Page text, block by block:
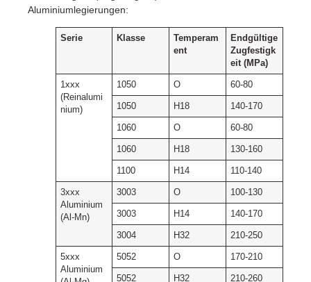
Aluminiumlegierungen:
Serie Klasse
Temperam
ent
Endgültige
Zugfestigk
eit (MPa)
1xxx
(Reinalumi
nium)
1050 O 60-80
1050 H18 140-170
1060 O 60-80
1060 H18 130-160
1100 H14 110-140
3xxx
Aluminium
(Al-Mn)
3003 O 100-130
3003 H14 140-170
3004 H32 210-250
5xxx
Aluminium
5052 O 170-210
5052 H32 210-260